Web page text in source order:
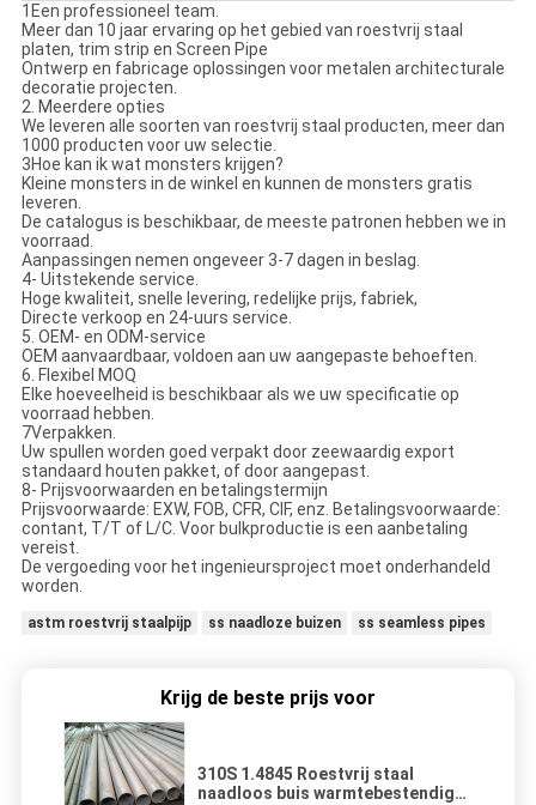
1Een professioneel team.
Meer dan 10 jaar ervaring op het gebied van roestvrij staal
platen, trim strip en Screen Pipe
Ontwerp en fabricage oplossingen voor metalen architecturale
decoratie projecten.
2. Meerdere opties
We leveren alle soorten van roestvrij staal producten, meer dan
1000 producten voor uw selectie.
3Hoe kan ik wat monsters krijgen?
Kleine monsters in de winkel en kunnen de monsters gratis
leveren.
De catalogus is beschikbaar, de meeste patronen hebben we in
voorraad.
Aanpassingen nemen ongeveer 3-7 dagen in beslag.
4- Uitstekende service.
Hoge kwaliteit, snelle levering, redelijke prijs, fabriek,
Directe verkoop en 24-uurs service.
5. OEM- en ODM-service
OEM aanvaardbaar, voldoen aan uw aangepaste behoeften.
6. Flexibel MOQ
Elke hoeveelheid is beschikbaar als we uw specificatie op
voorraad hebben.
7Verpakken.
Uw spullen worden goed verpakt door zeewaardig export
standaard houten pakket, of door aangepast.
8- Prijsvoorwaarden en betalingstermijn
Prijsvoorwaarde: EXW, FOB, CFR, CIF, enz. Betalingsvoorwaarde:
contant, T/T of L/C. Voor bulkproductie is een aanbetaling
vereist.
De vergoeding voor het ingenieursproject moet onderhandeld
worden.
astm roestvrij staalpijp ss naadloze buizen ss seamless pipes
Krijg de beste prijs voor
310S 1.4845 Roestvrij staal
naadloos buis warmtebestendige